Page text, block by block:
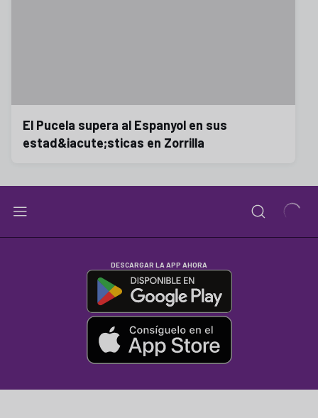
El Pucela supera al Espanyol en sus
estad&iacute;sticas en Zorrilla
DESCARGAR LA APP AHORA